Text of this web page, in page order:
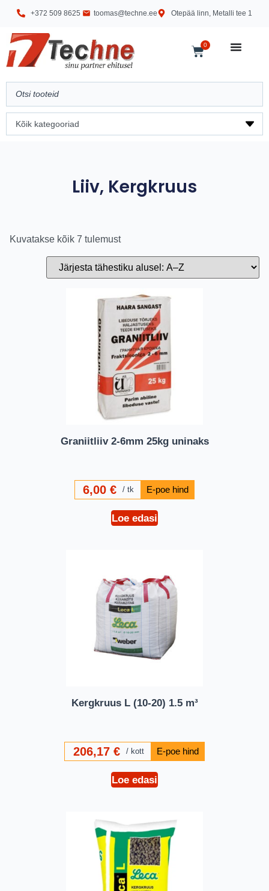
+372 509 8625 toomas@techne.ee Otepää linn, Metalli tee 1
0
Liiv, Kergkruus
Kuvatakse kõik 7 tulemust
Graniitliiv 2-6mm 25kg uninaks
6,00€ tk
Loe edasi
Kergkruus L (10-20) 1.5 m³
206,17 € kott
Loe edasi